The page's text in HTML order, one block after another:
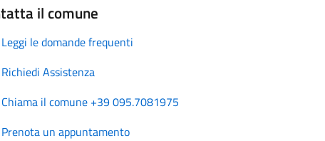
il comune
Leggi le domande frequenti
Richiedi Assistenza
Chiama il comune +39 095.7081975
Prenota un appuntamento